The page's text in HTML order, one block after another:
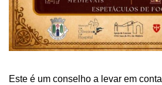
Este é um conselho a levar em conta